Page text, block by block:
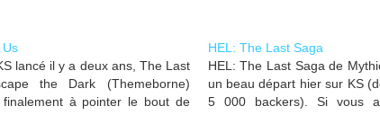
lancé il y a deux ans, The Last
the Dark (Themeborne)
finalement à pointer le bout de
HEL: The Last Saga
HEL: The Last Saga de
un beau départ hier sur KS
5 000 backers). Si vous